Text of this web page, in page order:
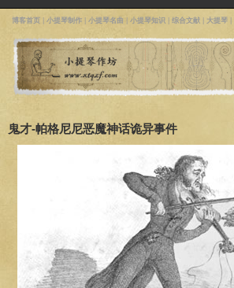
博客首页 小提琴制作 小提琴名曲 小提琴知识 综合文献 大提琴
鬼才-帕格尼尼恶魔神话诡异事件